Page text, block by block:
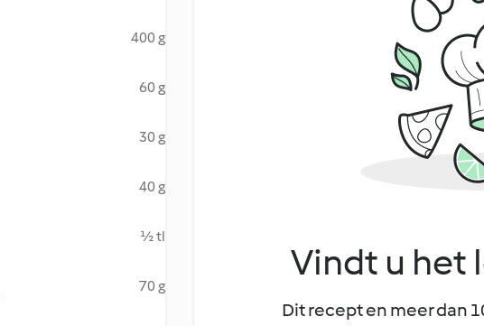
400 g
60 g
30 g
40 g
½ tl
70 g
Vindt u het
Dit recept en meer dan